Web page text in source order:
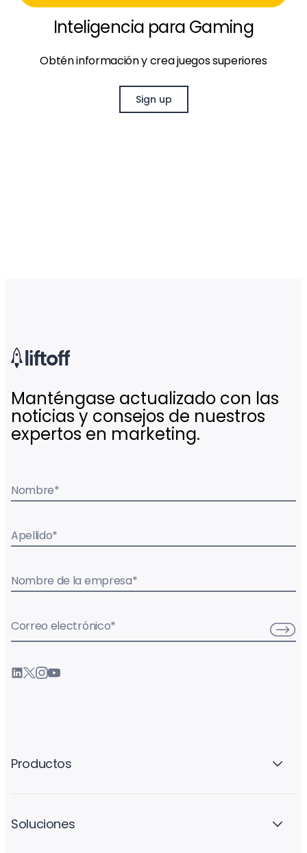
Inteligencia para Gaming
Obtén información y crea juegos superiores
Sign up
Manténgase actualizado con las
noticias y consejos de nuestros
expertos en marketing.
Nombre*
Apellido*
Nombre de la empresa*
Correo electrónico*
Productos
Soluciones